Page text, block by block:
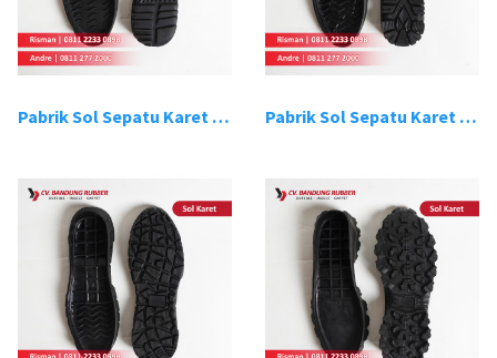
Pabrik Sol Sepatu Karet Bandung 13 Pabrik Sol Sepatu Karet Bandung 14